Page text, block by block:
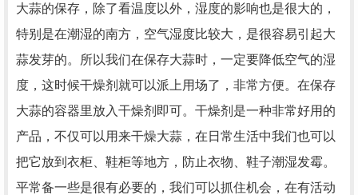
大蒜的保存，除了看温度以外，湿度的影响也是很大的，
特别是在潮湿的南方，空气湿度比较大，是很容易引起大
蒜发芽的。所以我们在保存大蒜时，一定要降低空气的湿
度，这时候干燥剂就可以派上用场了，非常方便。在保存
大蒜的容器里放入干燥剂即可。干燥剂是一种非常好用的
产品，不仅可以用来干燥大蒜，在日常生活中我们也可以
把它放到衣柜、鞋柜等地方，防止衣物、鞋子潮湿发霉。
平常备一些是很有必要的，我们可以抓住机会，在有活动